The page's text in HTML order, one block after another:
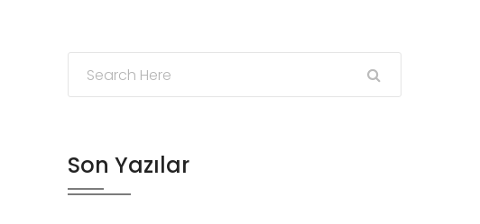
Son Yazılar